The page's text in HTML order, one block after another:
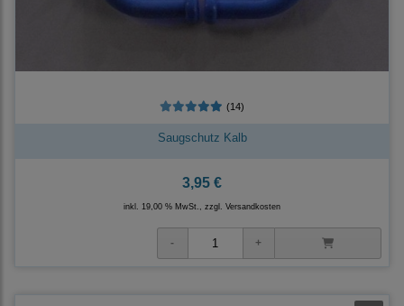
(14)
Saugschutz Kalb
3,95 €
inkl. 19,00 % MwSt., zzgl. Versandkosten